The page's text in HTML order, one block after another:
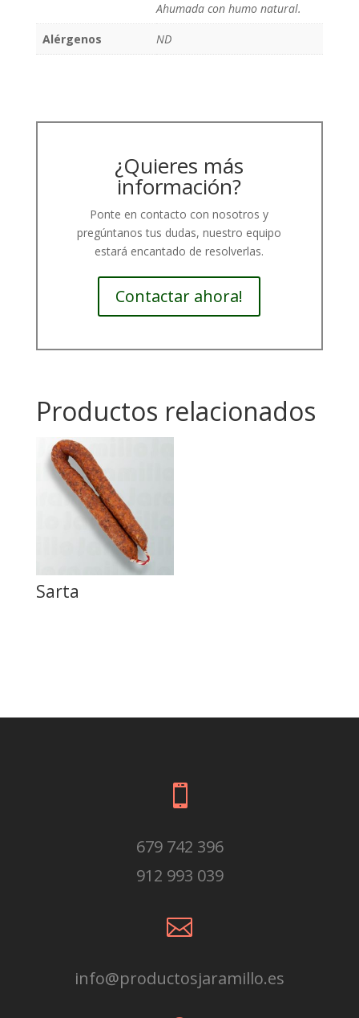
Ahumada con humo natural.
Alérgenos
ND
¿Quieres más
información?
Ponte en contacto con nosotros y
pregúntanos tus dudas, nuestro equipo
estará encantado de resolverlas.
Contactar ahora!
Productos relacionados
Sarta

679 742 396
912 993 039

info@productosjaramillo.es